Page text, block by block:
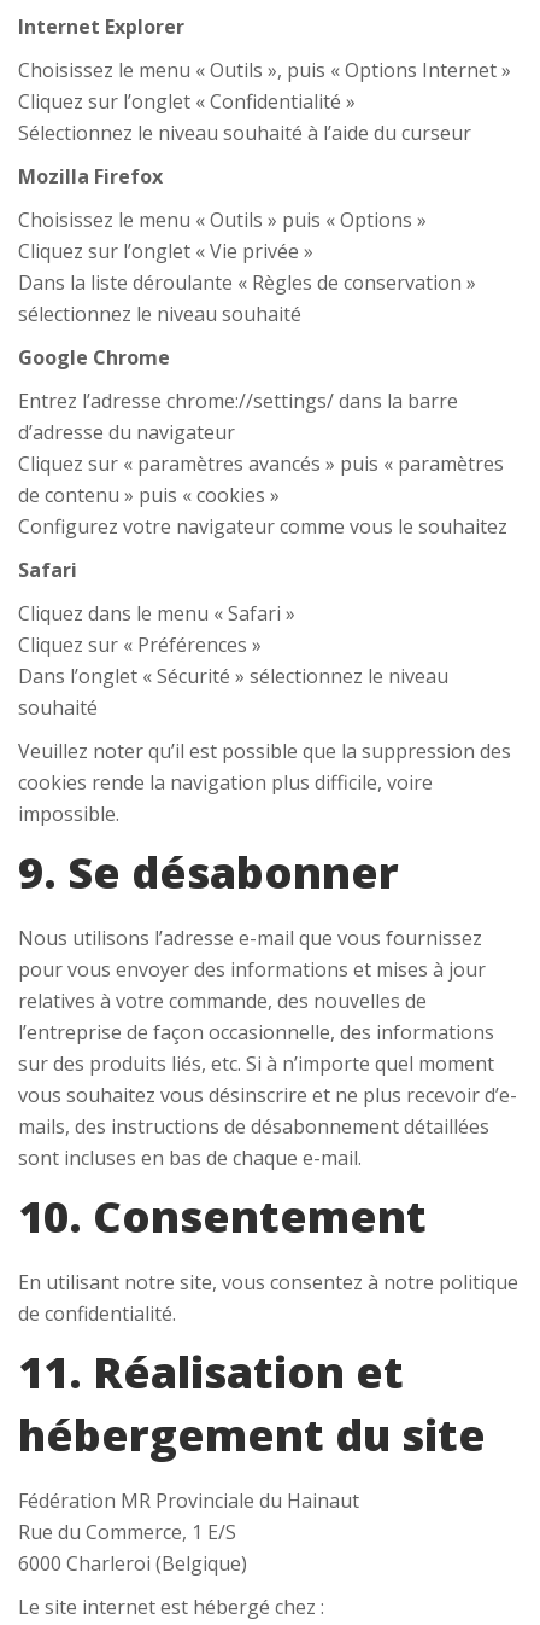
Internet Explorer
Choisissez le menu « Outils », puis « Options Internet »
Cliquez sur l’onglet « Confidentialité »
Sélectionnez le niveau souhaité à l’aide du curseur
Mozilla Firefox
Choisissez le menu « Outils » puis « Options »
Cliquez sur l’onglet « Vie privée »
Dans la liste déroulante « Règles de conservation »
sélectionnez le niveau souhaité
Google Chrome
Entrez l’adresse chrome://settings/ dans la barre
d’adresse du navigateur
Cliquez sur « paramètres avancés » puis « paramètres
de contenu » puis « cookies »
Configurez votre navigateur comme vous le souhaitez
Safari
Cliquez dans le menu « Safari »
Cliquez sur « Préférences »
Dans l’onglet « Sécurité » sélectionnez le niveau
souhaité
Veuillez noter qu’il est possible que la suppression des
cookies rende la navigation plus difficile, voire
impossible.
9. Se désabonner
Nous utilisons l’adresse e-mail que vous fournissez
pour vous envoyer des informations et mises à jour
relatives à votre commande, des nouvelles de
l’entreprise de façon occasionnelle, des informations
sur des produits liés, etc. Si à n’importe quel moment
vous souhaitez vous désinscrire et ne plus recevoir d’e-
mails, des instructions de désabonnement détaillées
sont incluses en bas de chaque e-mail.
10. Consentement
En utilisant notre site, vous consentez à notre politique
de confidentialité.
11. Réalisation et
hébergement du site
Fédération MR Provinciale du Hainaut
Rue du Commerce, 1 E/S
6000 Charleroi (Belgique)
Le site internet est hébergé chez :